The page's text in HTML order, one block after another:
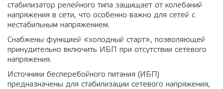
стабилизатор релейного типа защищает от колебаний
напряжения в сети, что особенно важно для сетей с
нестабильным напряжением.
Снабжены функцией «холодный старт», позволяющей
принудительно включить ИБП при отсутствии сетевого
напряжения.
Источники бесперебойного питания (ИБП)
предназначены для стабилизации сетевого напряжения,